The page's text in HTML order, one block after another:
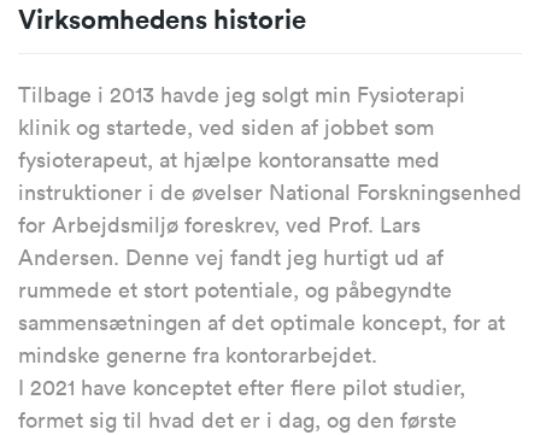
Virksomhedens historie
Tilbage i 2013 havde jeg solgt min Fysioterapi
klinik og startede, ved siden af jobbet som
fysioterapeut, at hjælpe kontoransatte med
instruktioner i de øvelser National Forskningsenhed
for Arbejdsmiljø foreskrev, ved Prof. Lars
Andersen. Denne vej fandt jeg hurtigt ud af
rummede et stort potentiale, og påbegyndte
sammensætningen af det optimale koncept, for at
mindske generne fra kontorarbejdet.
I 2021 have konceptet efter flere pilot studier,
formet sig til hvad det er i dag, og den første